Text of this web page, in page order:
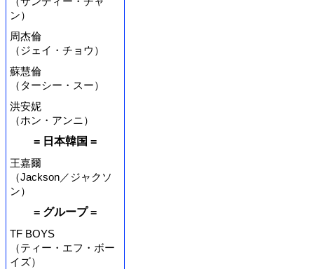
ン）
周杰倫
（ジェイ・チョウ）
蘇慧倫
（ターシー・スー）
洪安妮
（ホン・アンニ）
= 日本韓国 =
王嘉爾
（Jackson／ジャクソ
ン）
= グループ =
TF BOYS
（ティー・エフ・ボー
イズ）